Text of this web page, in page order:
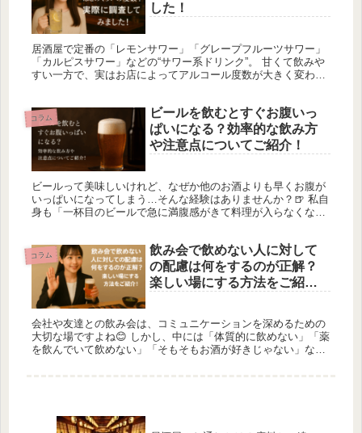
した！
居酒屋で定番の「レモンサワー」「グレープフルーツサワー」
「カルピスサワー」などの“サワー系ドリンク”。 甘くて飲みや
すい一方で、実はお店によってアルコール度数が大きく変わる
コラム
ビールを飲むとすぐお腹いっ
ぱいになる？効率的な飲み方
や注意点についてご紹介！
ビールって美味しいけれど、なぜか他のお酒よりも早くお腹が
いっぱいになってしまう…そんな経験はありませんか？🍺 私自
身も「一杯目のビールで急に満腹感がきて料理が入らなくな
コラム
飲み会で飲めない人に対して
の配慮は何をするのが正解？
楽しい場にする方法をご紹
会社や友達との飲み会は、コミュニケーションを深めるための
大切な場ですよね😊 しかし、中には「体質的に飲めない」「薬
を飲んでいて飲めない」「そもそもお酒が好きじゃない」な